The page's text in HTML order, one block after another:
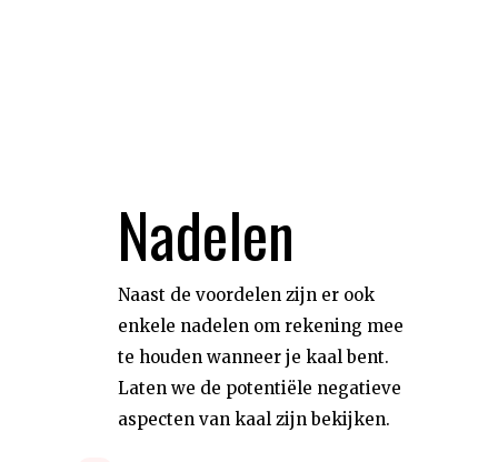
Nadelen
Naast de voordelen zijn er ook
enkele nadelen om rekening mee
te houden wanneer je kaal bent.
Laten we de potentiële negatieve
aspecten van kaal zijn bekijken.